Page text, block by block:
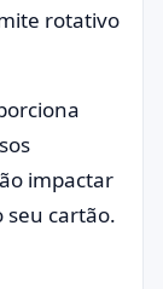
rotativo
impactar
cartão.